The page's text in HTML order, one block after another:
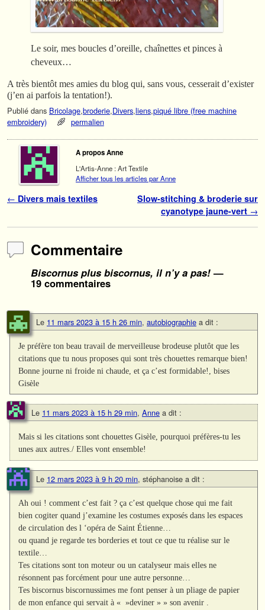
Le soir, mes boucles d’oreille, chaînettes et pinces à
cheveux…
A très bientôt mes amies du blog qui, sans vous, cesserait d’exister
(j’en ai parfois la tentation!).
Publié dans Bricolage,broderie,Divers,liens,piqué libre (free machine
embroidery)
permalien
A propos Anne
L'Artis-Anne : Art Textile
Afficher tous les articles par Anne
Navigation des articles
← Divers mais textiles
Slow-stitching & broderie sur
cyanotype jaune-vert →
Commentaire
Biscornus plus biscornus, il n’y a pas!—
19 commentaires
Le 11 mars 2023 à 15 h 26 min, autobiographie a dit :
Je préfère ton beau travail de merveilleuse brodeuse plutôt que les
citations que tu nous proposes qui sont très chouettes remarque bien!
Bonne journe ni froide ni chaude, et ça c’est formidable!, bises
Gisèle
Le 11 mars 2023 à 15 h 29 min, Anne a dit :
Mais si les citations sont chouettes Gisèle, pourquoi préfères-tu les
unes aux autres./ Elles vont ensemble!
Le 12 mars 2023 à 9 h 20 min, stéphanoise a dit :
Ah oui ! comment c’est fait ? ça c’est quelque chose qui me fait
bien cogiter quand j’examine les costumes exposés dans les espaces
de circulation des l ‘opéra de Saint Étienne…
ou quand je regarde tes borderies et tout ce que tu réalise sur le
textile…
Tes citations sont ton moteur ou un catalyseur mais elles ne
résonnent pas forcément pour une autre personne…
Tes biscornus biscornussimes me font penser à un pliage de papier
de mon enfance qui servait à « »deviner » » son avenir .